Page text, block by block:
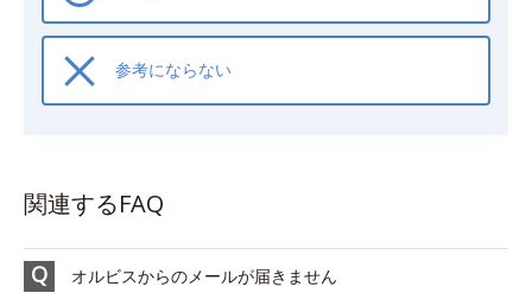
参考にならない
関連するFAQ
オルビスからのメールが届きません